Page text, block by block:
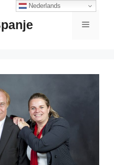
Menu
Nederlands